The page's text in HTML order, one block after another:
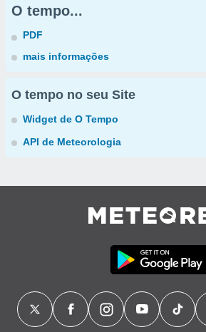
O tempo...
PDF
mais informações
O tempo no seu Site
Widget de O Tempo
API de Meteorologia